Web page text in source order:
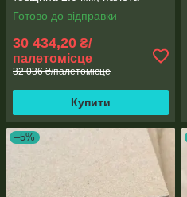
500кг (КПЛ-1000*1050-
2.0/500-1)
Готово до відправки
30 434,20 ₴/
палетомісце
32 036 ₴/палетомісце
Купити
–5%